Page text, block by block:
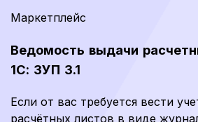
Маркетплейс
Ведомость выдачи
1С: ЗУП 3.1
Если от вас требуется вести
расчётных листов в виде